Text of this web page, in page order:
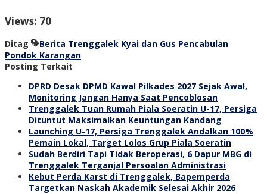
Views: 70
Ditag Berita Trenggalek Kyai dan Gus Pencabulan
Pondok Karangan
Posting Terkait
DPRD Desak DPMD Kawal Pilkades 2027 Sejak Awal,
Monitoring Jangan Hanya Saat Pencoblosan
Trenggalek Tuan Rumah Piala Soeratin U-17, Persiga
Dituntut Maksimalkan Keuntungan Kandang
Launching U-17, Persiga Trenggalek Andalkan 100%
Pemain Lokal, Target Lolos Grup Piala Soeratin
Sudah Berdiri Tapi Tidak Beroperasi, 6 Dapur MBG di
Trenggalek Terganjal Persoalan Administrasi
Kebut Perda Karst di Trenggalek, Bapemperda
Targetkan Naskah Akademik Selesai Akhir 2026